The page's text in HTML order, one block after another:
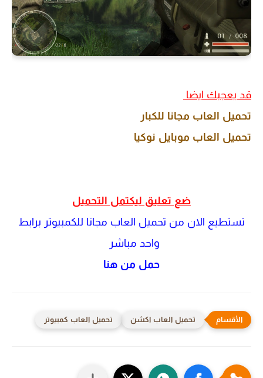
قد يعجبك ايضا
تحميل العاب مجانا للكبار
تحميل العاب موبايل نوكيا
ضع تعليق ليكتمل التحميل
تستطيع الان من تحميل العاب مجانا للكمبيوتر برابط
واحد مباشر
حمل من هنا
تحميل العاب اكشن تحميل العاب كمبيوتر